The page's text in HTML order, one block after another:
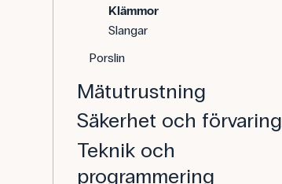
Klämmor
Slangar
Porslin
Mätutrustning
Säkerhet och förvaring
Teknik och
programmering